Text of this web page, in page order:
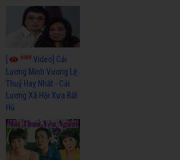
6688Video] Cải
Lương Minh Vương Lệ
Thuỷ Hay Nhất - Cải
Lương Xã Hội Xưa Bất
Hủ